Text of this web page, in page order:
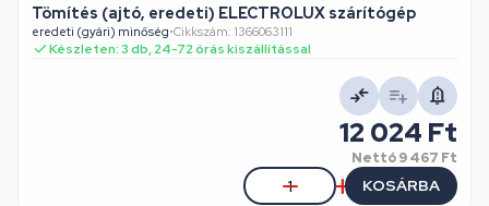
Tömítés (ajtó, eredeti) ELECTROLUX szárítógép
eredeti (gyári) minőség•Cikkszám: 1366063111
Készleten: 3 db, 24-72 órás kiszállítással
12 024 Ft
Nettó9 467 Ft
KOSÁRBA